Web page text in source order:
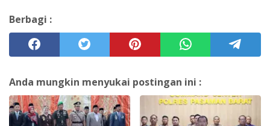
Berbagi :
Anda mungkin menyukai postingan ini :